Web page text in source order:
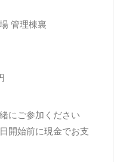
管理棟裏
にご参加ください
開始前に現金でお支